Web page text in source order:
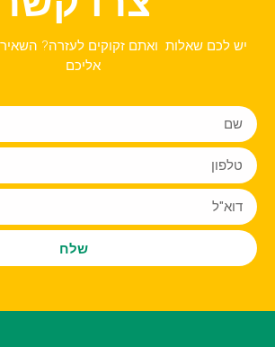
יש לכם שאלות ואתם זקוקים לעזרה?
אליכם
שלח